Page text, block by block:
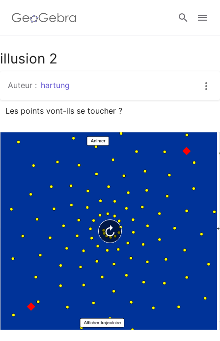
Google Classroom
Classe GeoGebra
illusion 2
Auteur : hartung
Les points vont-ils se toucher ?